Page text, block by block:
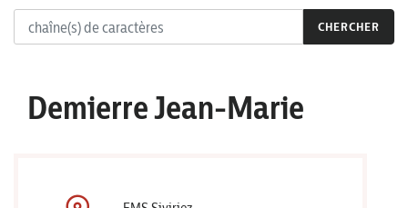
Actualités
CHERCHER
Demierre Jean-Marie